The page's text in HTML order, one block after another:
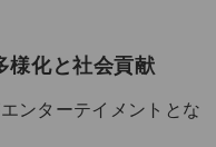
様化と社会貢献
ンターテイメントとな